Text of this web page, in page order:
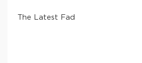
The Latest Fad